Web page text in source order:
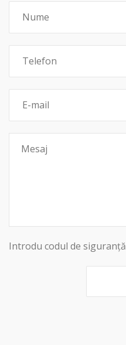
Introdu codul de siguranță